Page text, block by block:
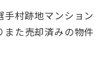
村跡地マンション
また売却済みの物件